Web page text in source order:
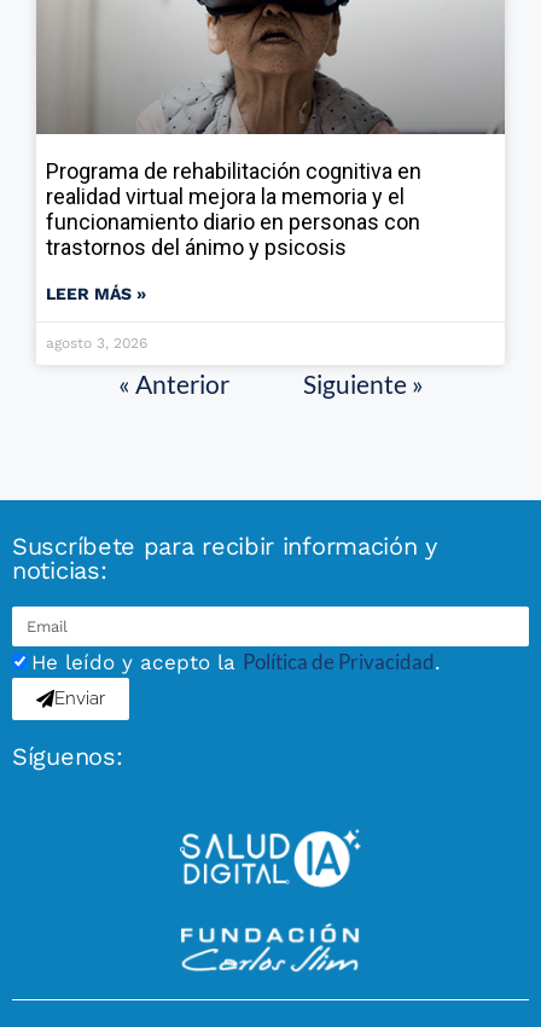
Programa de rehabilitación cognitiva en
realidad virtual mejora la memoria y el
funcionamiento diario en personas con
trastornos del ánimo y psicosis
LEER MÁS »
agosto 3, 2026
« Anterior Siguiente »
Suscríbete para recibir información y
noticias:
He leído y acepto la Política de Privacidad.
Enviar
Síguenos: